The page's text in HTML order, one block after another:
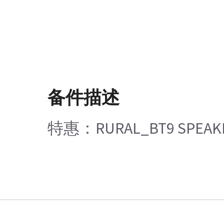
备件描述
特惠：RURAL_BT9